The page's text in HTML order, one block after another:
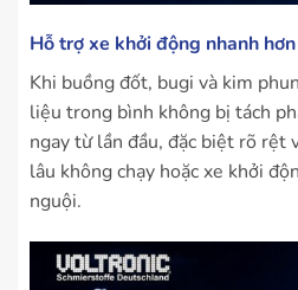
Hỗ trợ xe khởi động nhanh hơn
Khi buồng đốt, bugi và kim
liệu trong bình không bị tách
ngay từ lần đầu, đặc biệt rõ rệt
lâu không chạy hoặc xe khởi
nguội.